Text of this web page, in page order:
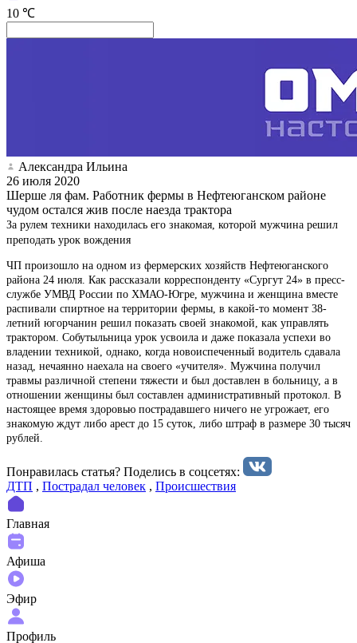
10 ℃
Александра Ильина
26 июля 2020
Шерше ля фам. Работник фермы в Нефтеюганском районе
чудом остался жив после наезда трактора
За рулем техники находилась его знакомая, которой мужчина решил
преподать урок вождения
ЧП произошло на одном из фермерских хозяйств Нефтеюганского
района 24 июля. Как рассказали корреспонденту «Сургут 24» в пресс-
службе УМВД России по ХМАО-Югре, мужчина и женщина вместе
распивали спиртное на территории фермы, в какой-то момент 38-
летний югорчанин решил показать своей знакомой, как управлять
трактором. Собутыльница урок усвоила и даже показала успехи во
владении техникой, однако, когда новоиспеченный водитель сдавала
назад, нечаянно наехала на своего «учителя». Мужчина получил
травмы различной степени тяжести и был доставлен в больницу, а в
отношении женщины был составлен административный протокол. В
настоящее время здоровью пострадавшего ничего не угрожает, его
знакомую ждут либо арест до 15 суток, либо штраф в размере 30 тысяч
рублей.
Понравилась статья? Поделиcь в соцсетях:
ДТП , Пострадал человек , Происшествия
Главная
Афиша
Эфир
Профиль